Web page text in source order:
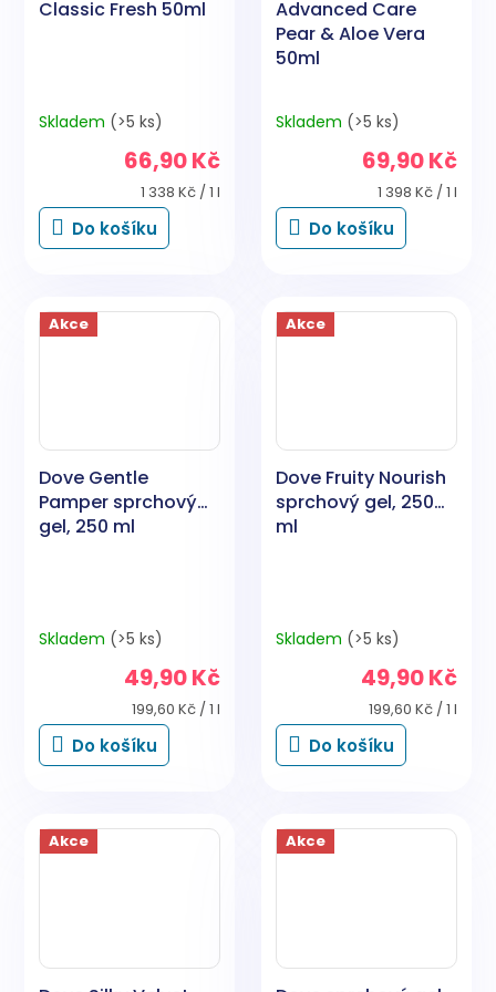
Classic Fresh 50ml
Skladem (>5 ks)
66,90 Kč
Měrná
cena:
1 338 Kč / 1 l
Do košíku
Advanced Care
Pear & Aloe Vera
50ml
Skladem (>5 ks)
69,90 Kč
Měrná
cena:
1 398 Kč / 1 l
Do košíku
Akce
Dove Gentle
Pamper sprchový
gel, 250 ml
Skladem (>5 ks)
49,90 Kč
Měrná
cena:
199,60 Kč / 1 l
Do košíku
Akce
Dove Fruity Nourish
sprchový gel, 250
ml
Skladem (>5 ks)
49,90 Kč
Měrná
cena:
199,60 Kč / 1 l
Do košíku
Akce Akce